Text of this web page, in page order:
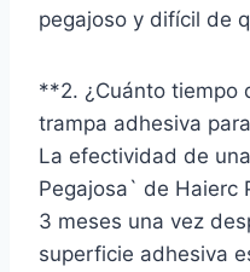
pegajoso y difícil de
**2. ¿Cuánto tiempo
trampa adhesiva
La efectividad de
Pegajosa` de Haierc
3 meses una vez
superficie adhesiva